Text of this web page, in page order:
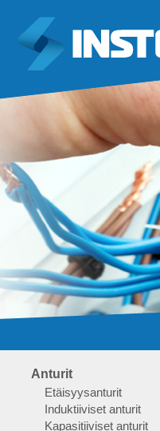
Anturit
Etäisyysanturit
Induktiiviset anturit
Kapasitiiviset anturit